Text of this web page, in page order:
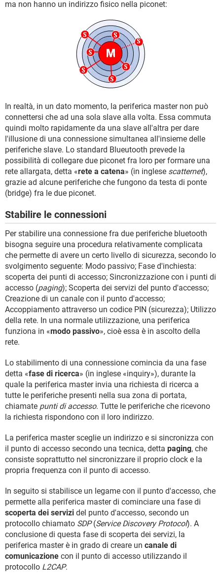
ma non hanno un indirizzo fisico nella piconet:
In realtà, in un dato momento, la periferica master non può
connettersi che ad una sola slave alla volta. Essa commuta
quindi molto rapidamente da una slave all'altra per dare
l'illusione di una connessione simultanea all'insieme delle
periferiche slave. Lo standard Blueutooth prevede la
possibilità di collegare due piconet fra loro per formare una
rete allargata, detta «rete a catena» (in inglese scatternet),
grazie ad alcune periferiche che fungono da testa di ponte
(bridge) fra le due piconet.
Stabilire le connessioni
Per stabilire una connessione fra due periferiche bluetooth
bisogna seguire una procedura relativamente complicata
che permette di avere un certo livello di sicurezza, secondo lo
svolgimento seguente: Modo passivo; Fase d'inchiesta:
scoperta dei punti di accesso; Sincronizzazione con i punti di
accesso (paging); Scoperta dei servizi del punto d'accesso;
Creazione di un canale con il punto d'accesso;
Accoppiamento attraverso un codice PIN (sicurezza); Utilizzo
della rete. In una normale utilizzazione, una periferica
funziona in «modo passivo», cioè essa è in ascolto della
rete.
Lo stabilimento di una connessione comincia da una fase
detta «fase di ricerca» (in inglese «inquiry»), durante la
quale la periferica master invia una richiesta di ricerca a
tutte le periferiche presenti nella sua zona di portata,
chiamate punti di accesso. Tutte le periferiche che ricevono
la richiesta rispondono con il loro indirizzo.
La periferica master sceglie un indirizzo e si sincronizza con
il punto di accesso secondo una tecnica, detta paging, che
consiste soprattutto nel sincronizzare il proprio clock e la
propria frequenza con il punto di accesso.
In seguito si stabilisce un legame con il punto d'accesso, che
permette alla periferica master di cominciare una fase di
scoperta dei servizi del punto d'accesso, secondo un
protocollo chiamato SDP(Service Discovery Protocol). A
conclusione di questa fase di scoperta dei servizi, la
periferica master è in grado di creare un canale di
comunicazione con il punto di accesso utilizzando il
protocollo L2CAP.